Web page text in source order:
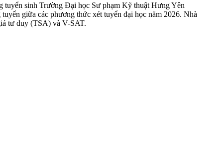
tuyển sinh Trường Đại học Sư phạm Kỹ thuật Hưng Yên
giữa các phương thức xét tuyển đại học năm 2026. Nhà
tư duy (TSA) và V-SAT.